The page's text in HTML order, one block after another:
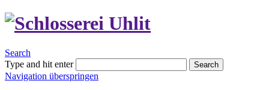
Search
Type and hit enter
Search
Navigation überspringen